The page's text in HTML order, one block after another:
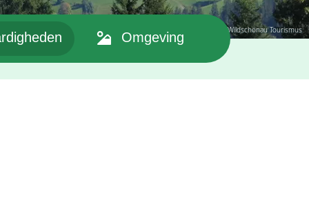
© Wildschönau Tourismus
Omgeving